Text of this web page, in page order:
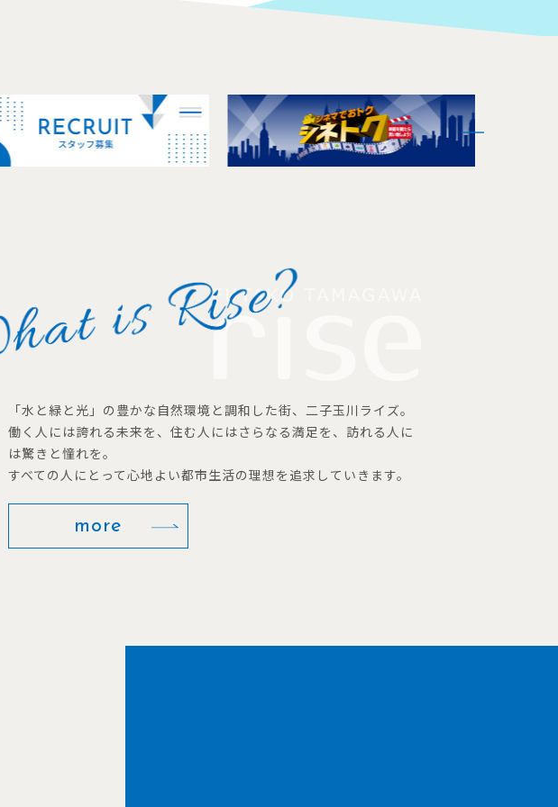
「水と緑と光」の豊かな自然環境と調和した街、二子玉川ライズ。
働く人には誇れる未来を、住む人にはさらなる満足を、訪れる人に
は驚きと憧れを。
すべての人にとって心地よい都市生活の理想を追求していきます。
more